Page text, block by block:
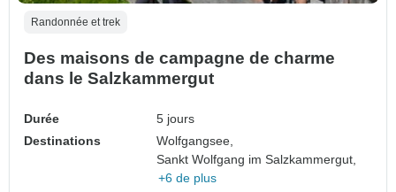
Randonnée et trek
Des maisons de campagne de charme
dans le Salzkammergut
Durée
5 jours
Destinations
Wolfgangsee,
Sankt Wolfgang im Salzkammergut,
+6 de plus